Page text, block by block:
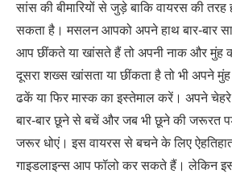
सांस की बीमारियों से जुड़े बाकि वायरस की
सकता है। मसलन आपको अपने हाथ बार-बार
आप छींकते या खांसते हैं तो अपनी नाक और मुंह
दूसरा शख्स खांसता या छींकता है तो भी अपने
ढकें या फिर मास्क का इस्तेमाल करें। अपने
बार-बार छूने से बचें और जब भी छूने की जरूरत
जरूर धोएं। इस वायरस से बचने के लिए
गाइडलाइन्स आप फॉलो कर सकते हैं। लेकिन